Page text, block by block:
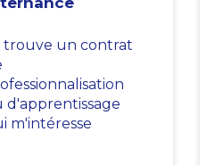
trouve un contrat
d'apprentissage
m'intéresse